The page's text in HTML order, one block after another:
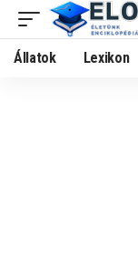
Állatok Lexikon